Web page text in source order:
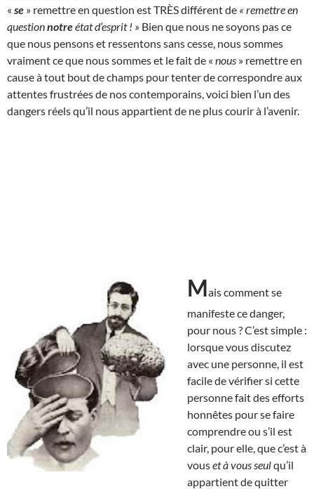
« se » remettre en question est TRÈS différent de « remettre en
questionnotreétat d’esprit ! » Bien que nous ne soyons pas ce
que nous pensons et ressentons sans cesse, nous sommes
vraiment ce que nous sommes et le fait de « nous » remettre en
cause à tout bout de champs pour tenter de correspondre aux
attentes frustrées de nos contemporains, voici bien l’un des
dangers réels qu’il nous appartient de ne plus courir à l’avenir.
Mais comment se
manifeste ce danger,
pour nous ? C’est simple :
lorsque vous discutez
avec une personne, il est
facile de vérifier si cette
personne fait des efforts
honnêtes pour se faire
comprendre ou s’il est
clair, pour elle, que c’est à
vouset à vous seulqu’il
appartient de quitter